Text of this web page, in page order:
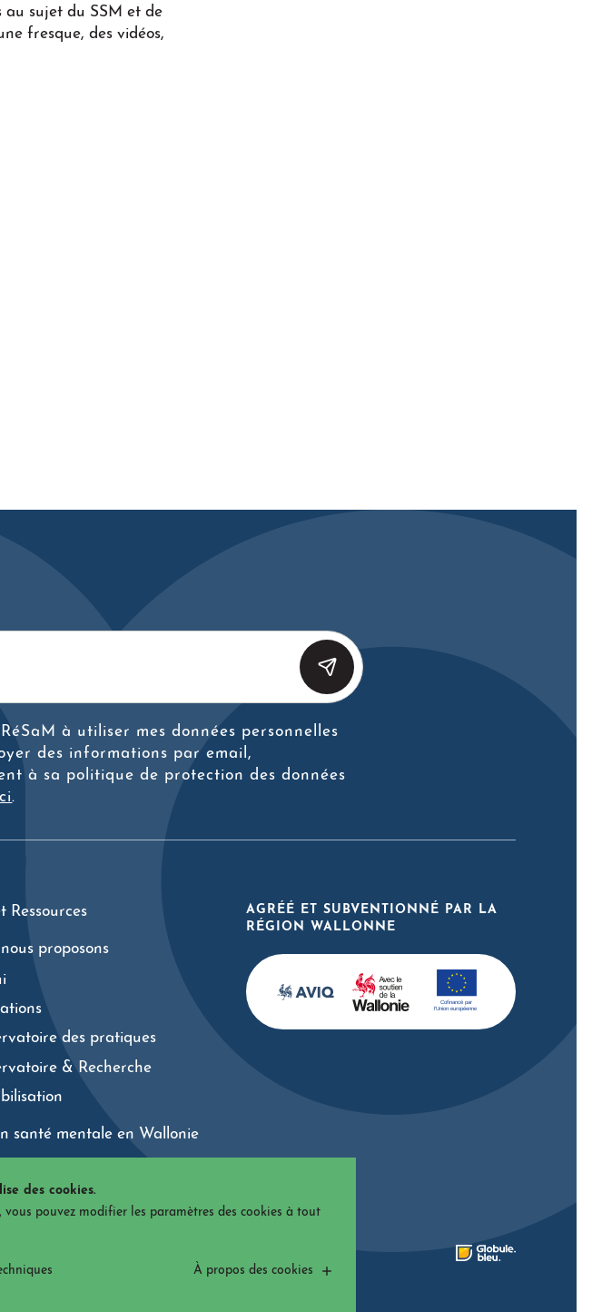
au sujet du SSM et de
fresque, des vidéos,
à utiliser mes données personnelles
des informations par email,
à sa politique de protection des données
.
Ressources
proposons
des pratiques
& Recherche
santé mentale en Wallonie
AGRÉÉ ET SUBVENTIONNÉ PAR LA
RÉGION WALLONNE
des cookies.
pouvez modifier les paramètres des cookies à tout
À propos des cookies